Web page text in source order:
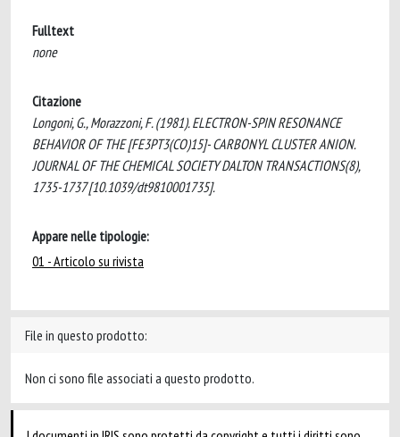
Fulltext
none
Citazione
Longoni, G., Morazzoni, F. (1981). ELECTRON-SPIN RESONANCE
BEHAVIOR OF THE [FE3PT3(CO)15]- CARBONYL CLUSTER ANION.
JOURNAL OF THE CHEMICAL SOCIETY DALTON TRANSACTIONS(8),
1735-1737 [10.1039/dt9810001735].
Appare nelle tipologie:
01 - Articolo su rivista
File in questo prodotto:
Non ci sono file associati a questo prodotto.